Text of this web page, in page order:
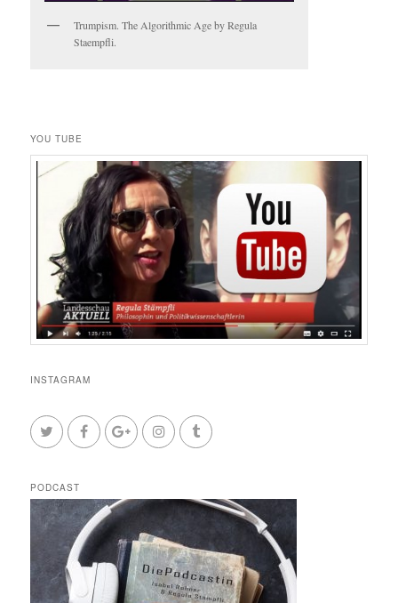
Trumpism. The Algorithmic Age by Regula
Staempfli.
YOU TUBE
INSTAGRAM
PODCAST